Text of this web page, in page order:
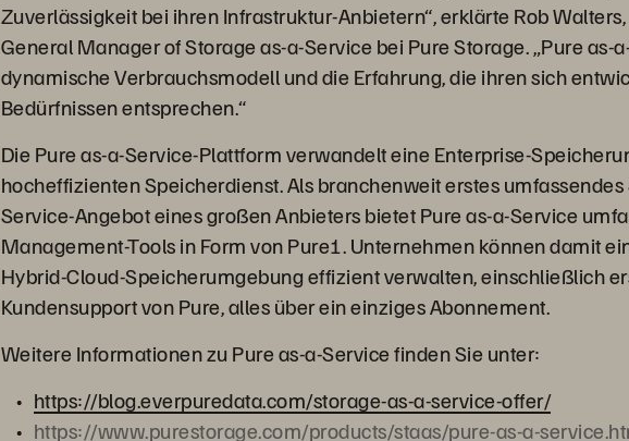
Zuverlässigkeit bei ihren Infrastruktur-Anbietern“, erklärte Rob
General Manager of Storage as-a-Service bei Pure Storage. „Pure as-
dynamische Verbrauchsmodell und die Erfahrung, die ihren sich
Bedürfnissen entsprechen.“
Die Pure as-a-Service-Plattform verwandelt eine Enterprise-
hocheffizienten Speicherdienst. Als branchenweit erstes umfassendes
Service-Angebot eines großen Anbieters bietet Pure as-a-Service
Management-Tools in Form von Pure1. Unternehmen können damit
Hybrid-Cloud-Speicherumgebung effizient verwalten, einschließlich
Kundensupport von Pure, alles über ein einziges Abonnement.
Weitere Informationen zu Pure as-a-Service finden Sie unter:
https://blog.everpuredata.com/storage-as-a-service-offer/
https://www.purestorage.com/products/staas/pure-as-a-